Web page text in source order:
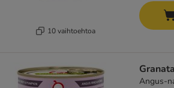
10 vaihtoehtoa
Angus-